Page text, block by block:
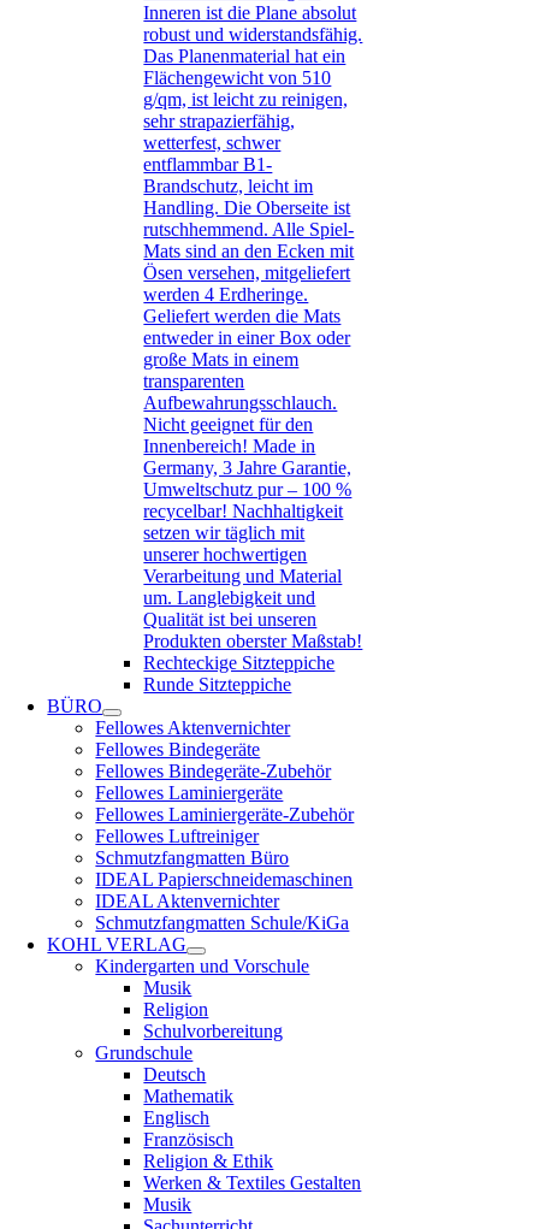
Inneren ist die Plane absolut
robust und widerstandsfähig.
Das Planenmaterial hat ein
Flächengewicht von 510
g/qm, ist leicht zu reinigen,
sehr strapazierfähig,
wetterfest, schwer
entflammbar B1-
Brandschutz, leicht im
Handling. Die Oberseite ist
rutschhemmend. Alle Spiel-
Mats sind an den Ecken mit
Ösen versehen, mitgeliefert
werden 4 Erdheringe.
Geliefert werden die Mats
entweder in einer Box oder
große Mats in einem
transparenten
Aufbewahrungsschlauch.
Nicht geeignet für den
Innenbereich! Made in
Germany, 3 Jahre Garantie,
Umweltschutz pur – 100 %
recycelbar! Nachhaltigkeit
setzen wir täglich mit
unserer hochwertigen
Verarbeitung und Material
um. Langlebigkeit und
Qualität ist bei unseren
Produkten oberster Maßstab!
Rechteckige Sitzteppiche
Runde Sitzteppiche
BÜRO
Fellowes Aktenvernichter
Fellowes Bindegeräte
Fellowes Bindegeräte-Zubehör
Fellowes Laminiergeräte
Fellowes Laminiergeräte-Zubehör
Fellowes Luftreiniger
Schmutzfangmatten Büro
IDEAL Papierschneidemaschinen
IDEAL Aktenvernichter
Schmutzfangmatten Schule/KiGa
KOHL VERLAG
Kindergarten und Vorschule
Musik
Religion
Schulvorbereitung
Grundschule
Deutsch
Mathematik
Englisch
Französisch
Religion & Ethik
Werken & Textiles Gestalten
Musik